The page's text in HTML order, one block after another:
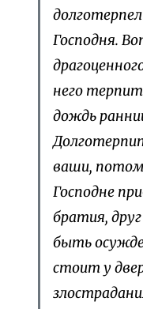
Господня.
него
дождь
ваши,
Господне
братия,
быть
стоит у